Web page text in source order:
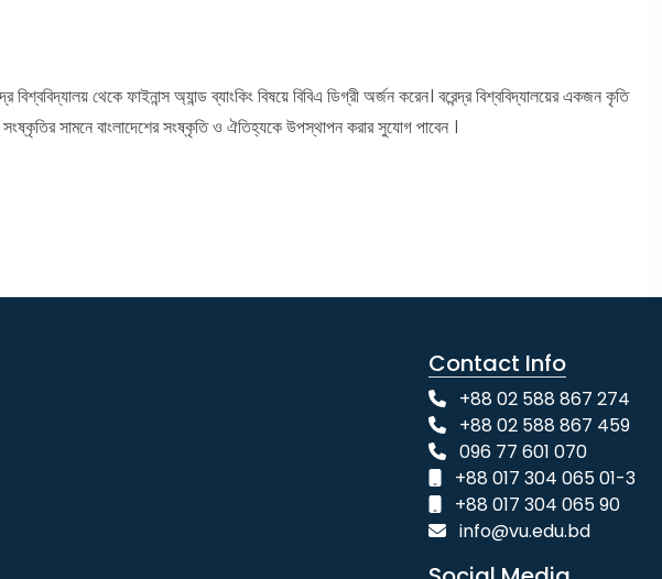
থেকে ফাইনান্স অ্যান্ড ব্যাংকিং বিষয়ে বিবিএ ডিগ্রী অর্জন করেন। বরেন্দ্র বিশ্ববিদ্যালয়ের একজন কৃতি
সংষ্কৃতির সামনে বাংলাদেশের সংষ্কৃতি ও ঐতিহ্যকে উপস্থাপন করার সুযোগ পাবেন ।
Contact Info
+88 02 588 867 274
+88 02 588 867 459
096 77 601 070
+88 017 304 065 01-3
+88 017 304 065 90
info@vu.edu.bd